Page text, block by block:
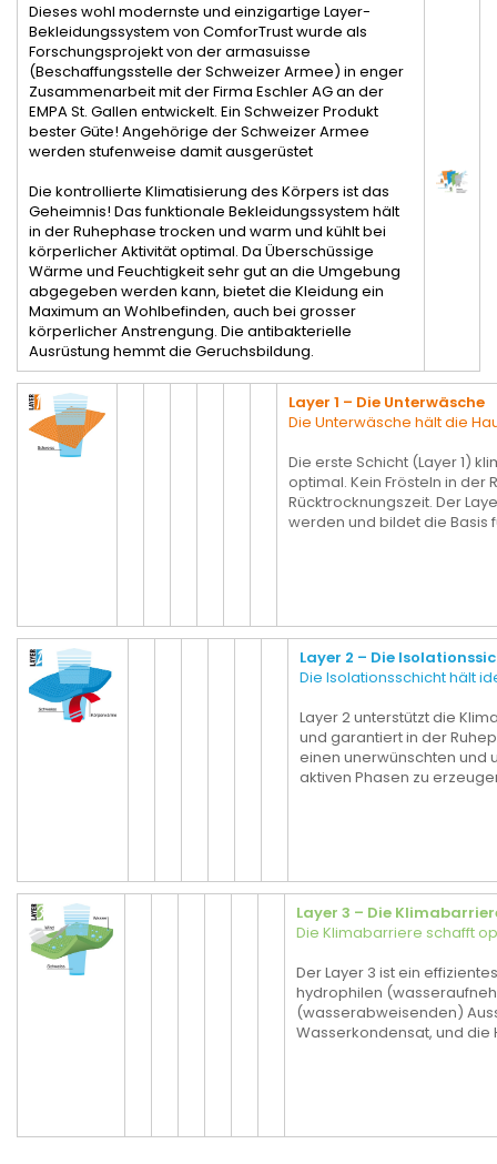
Dieses wohl modernste und einzigartige Layer-
Bekleidungssystem von ComforTrust wurde als
Forschungsprojekt von der armasuisse
(Beschaffungsstelle der Schweizer Armee) in enger
Zusammenarbeit mit der Firma Eschler AG an der
EMPA St. Gallen entwickelt. Ein Schweizer Produkt
bester Güte! Angehörige der Schweizer Armee
werden stufenweise damit ausgerüstet
Die kontrollierte Klimatisierung des Körpers ist das
Geheimnis! Das funktionale Bekleidungssystem hält
in der Ruhephase trocken und warm und kühlt bei
körperlicher Aktivität optimal. Da Überschüssige
Wärme und Feuchtigkeit sehr gut an die Umgebung
abgegeben werden kann, bietet die Kleidung ein
Maximum an Wohlbefinden, auch bei grosser
körperlicher Anstrengung. Die antibakterielle
Ausrüstung hemmt die Geruchsbildung.
Layer 1 – Die Unterwäsche
Die Unterwäsche hält die
Die erste Schicht (Layer 1)
optimal. Kein Frösteln in der
Rücktrocknungszeit. Der
werden und bildet die Basis
Layer 2 – Die
Die Isolationsschicht hält
Layer 2 unterstützt die
und garantiert in der
einen unerwünschten und
aktiven Phasen zu
Layer 3 – Die
Die Klimabarriere schafft
Der Layer 3 ist ein
hydrophilen
(wasserabweisenden)
Wasserkondensat, und die